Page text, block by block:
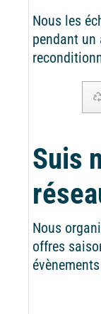
Nous les
pendant un
Suis
Nous
offres